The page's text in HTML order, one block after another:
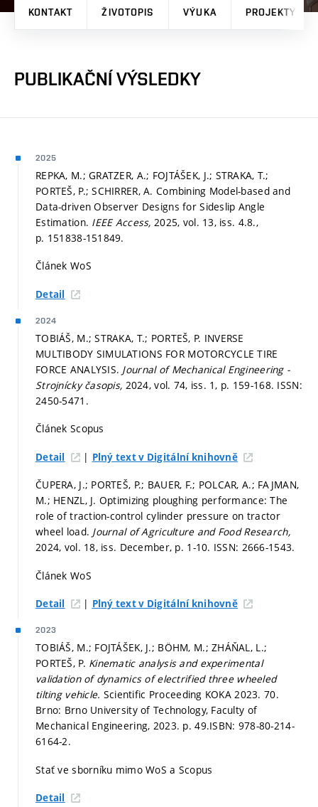
KONTAKT ŽIVOTOPIS VÝUKA PROJEKTY
PUBLIKAČNÍ VÝSLEDKY
2025
REPKA, M.; GRATZER, A.; FOJTÁŠEK, J.; STRAKA, T.;
PORTEŠ, P.; SCHIRRER, A. Combining Model-based and
Data-driven Observer Designs for Sideslip Angle
Estimation. IEEE Access, 2025, vol. 13, iss. 4.8.,
p. 151838-151849.
Článek WoS
Detail
2024
TOBIÁŠ, M.; STRAKA, T.; PORTEŠ, P. INVERSE
MULTIBODY SIMULATIONS FOR MOTORCYCLE TIRE
FORCE ANALYSIS. Journal of Mechanical Engineering -
Strojnícky časopis, 2024, vol. 74, iss. 1, p. 159-168. ISSN:
2450-5471.
Článek Scopus
Detail | Plný text v Digitální knihovně
ČUPERA, J.; PORTEŠ, P.; BAUER, F.; POLCAR, A.; FAJMAN,
M.; HENZL, J. Optimizing ploughing performance: The
role of traction-control cylinder pressure on tractor
wheel load. Journal of Agriculture and Food Research,
2024, vol. 18, iss. December, p. 1-10. ISSN: 2666-1543.
Článek WoS
Detail | Plný text v Digitální knihovně
2023
TOBIÁŠ, M.; FOJTÁŠEK, J.; BÖHM, M.; ZHÁŇAL, L.;
PORTEŠ, P. Kinematic analysis and experimental
validation of dynamics of electrified three wheeled
tilting vehicle. Scientific Proceeding KOKA 2023. 70.
Brno: Brno University of Technology, Faculty of
Mechanical Engineering, 2023. p. 49.ISBN: 978-80-214-
6164-2.
Stať ve sborníku mimo WoS a Scopus
Detail